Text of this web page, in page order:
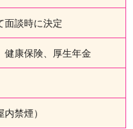
面談時に決定
健康保険、厚生年金
禁煙）